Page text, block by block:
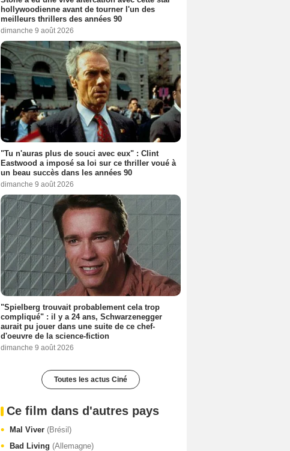
hollywoodienne avant de tourner l'un des
meilleurs thrillers des années 90
dimanche 9 août 2026
"Tu n'auras plus de souci avec eux" : Clint
Eastwood a imposé sa loi sur ce thriller voué à
un beau succès dans les années 90
dimanche 9 août 2026
"Spielberg trouvait probablement cela trop
compliqué" : il y a 24 ans, Schwarzenegger
aurait pu jouer dans une suite de ce chef-
d'oeuvre de la science-fiction
dimanche 9 août 2026
Toutes les actus Ciné
Ce film dans d'autres pays
Mal Viver (Brésil)
Bad Living (Allemagne)